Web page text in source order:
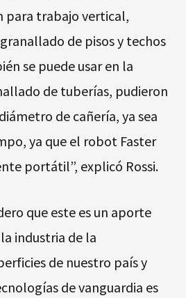
para trabajo vertical,
de pisos y techos
se puede usar en la
de tuberías, pudieron
de cañería, ya sea
ya que el robot Faster
portátil”, explicó Rossi.
que este es un aporte
industria de la
de nuestro país y
de vanguardia es